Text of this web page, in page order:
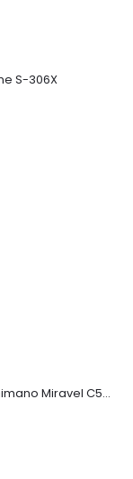
S-306X
7mt Vega Potenza F40 + Shimano Miravel C5000 XG